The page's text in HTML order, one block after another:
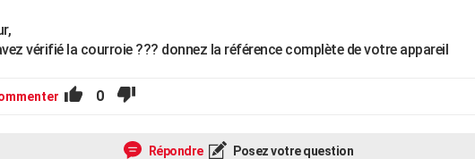
vérifié la courroie ??? donnez la référence complète de votre appareil
0
Répondre Posez votre question